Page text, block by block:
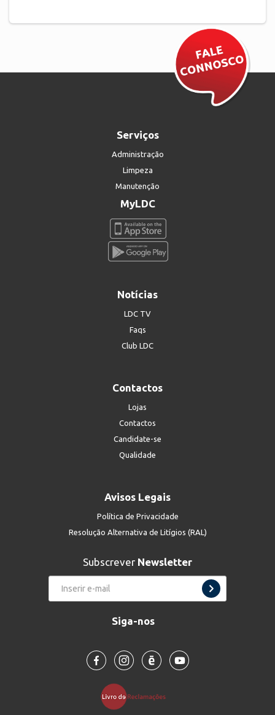
Serviços
Administração
Limpeza
Manutenção
MyLDC
Notícias
LDC TV
Faqs
Club LDC
Contactos
Lojas
Contactos
Candidate-se
Qualidade
Avisos Legais
Política de Privacidade
Resolução Alternativa de Litígios (RAL)
Subscrever Newsletter
Siga-nos